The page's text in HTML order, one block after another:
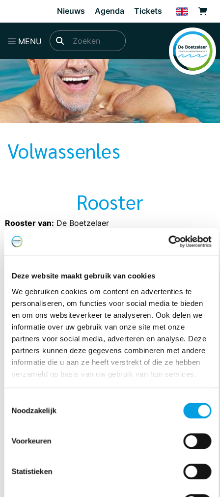
Deze website maakt gebruik van cookies
We gebruiken cookies om content en advertenties te
personaliseren, om functies voor social media te bieden
en om ons websiteverkeer te analyseren. Ook delen we
informatie over uw gebruik van onze site met onze
partners voor social media, adverteren en analyse. Deze
partners kunnen deze gegevens combineren met andere
informatie die u aan ze heeft verstrekt of die ze hebben
verzameld op basis van uw gebruik van hun services.
Noodzakelijk
Voorkeuren
Statistieken
Direct naar de inhoud van de pagina
Nieuws Agenda Tickets
MENU
Volwassenles
Rooster
Rooster van: De Boetzelaer
7 augustus - 13 augustus
Vorige Deze week
vr
07
za
08
zo
09
ma
10
di
11
wo
12
do
13
Sleep om meer dagen te zien